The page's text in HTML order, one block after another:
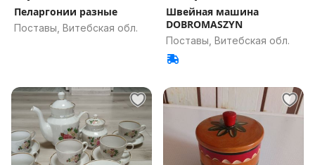
Пеларгонии разные
Поставы, Витебская обл.
Швейная машина
DOBROMASZYN
Поставы, Витебская обл.